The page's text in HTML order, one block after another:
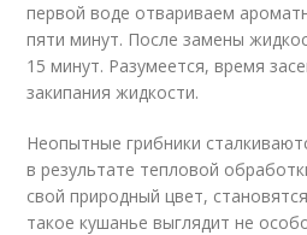
первой воде отвариваем
пяти минут. После замены
15 минут. Разумеется, время
закипания жидкости.
Неопытные грибники
в результате тепловой
свой природный цвет,
такое кушанье выглядит не